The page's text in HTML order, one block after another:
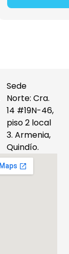
Sede
Norte: Cra.
14 #19N-46,
piso 2 local
3. Armenia,
Quindío.